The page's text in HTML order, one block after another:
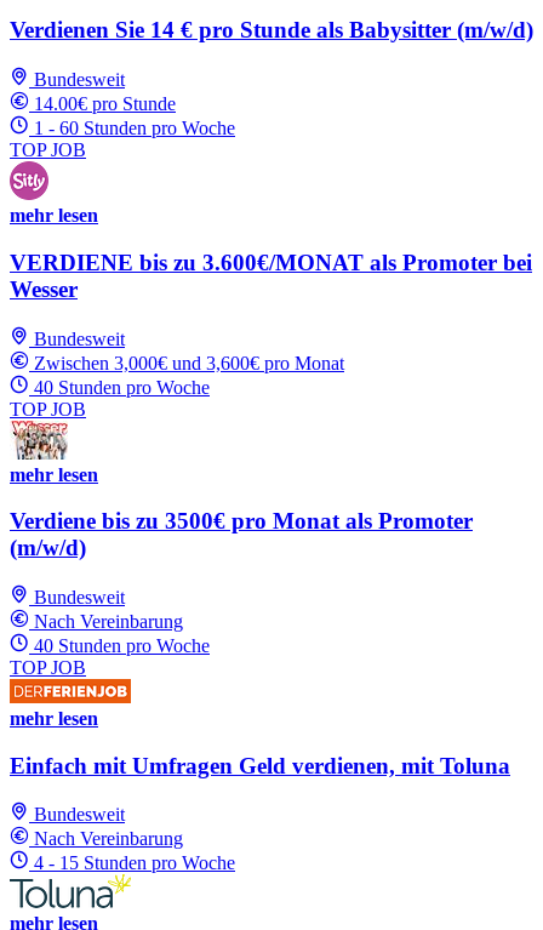
Verdienen Sie 14 € pro Stunde als Babysitter (m/w/d)
Bundesweit
14.00€ pro Stunde
1 - 60 Stunden pro Woche
TOP JOB
mehr lesen
VERDIENE bis zu 3.600€/MONAT als Promoter bei
Wesser
Bundesweit
Zwischen 3,000€ und 3,600€ pro Monat
40 Stunden pro Woche
TOP JOB
mehr lesen
Verdiene bis zu 3500€ pro Monat als Promoter
(m/w/d)
Bundesweit
Nach Vereinbarung
40 Stunden pro Woche
TOP JOB
mehr lesen
Einfach mit Umfragen Geld verdienen, mit Toluna
Bundesweit
Nach Vereinbarung
4 - 15 Stunden pro Woche
mehr lesen